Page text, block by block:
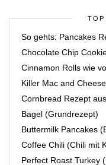
TOP
So gehts: Pancakes
Chocolate Chip
Cinnamon Rolls wie
Killer Mac and
Cornbread Rezept
Bagel (Grundrezept)
Buttermilk Pancakes
Coffee Chili (Chili mit
Perfect Roast Turkey